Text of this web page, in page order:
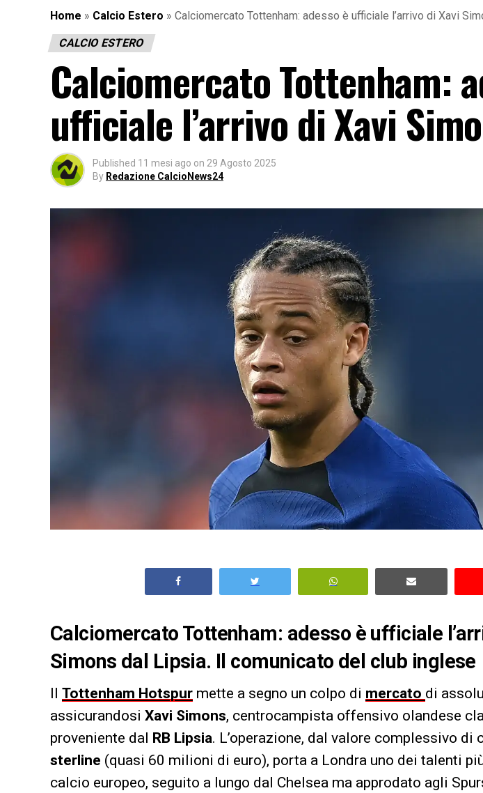
Home » Calcio Estero » Calciomercato Tottenham: adesso è ufficiale l’arrivo di Xavi
CALCIO ESTERO
Calciomercato Tottenham:
ufficiale l’arrivo di Xavi
Published 11 mesi ago on 29 Agosto 2025
By Redazione CalcioNews24
Calciomercato Tottenham: adesso è ufficiale
Simons dal Lipsia. Il comunicato del club inglese
Il Tottenham Hotspur mette a segno un colpo di mercato di
assicurandosi Xavi Simons, centrocampista offensivo olandese
proveniente dal RB Lipsia. L’operazione, dal valore complessivo di
sterline (quasi 60 milioni di euro), porta a Londra uno dei talenti
calcio europeo, seguito a lungo dal Chelsea ma approdato agli